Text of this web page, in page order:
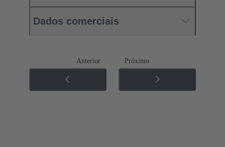
Dados comerciais
Anterior Próximo